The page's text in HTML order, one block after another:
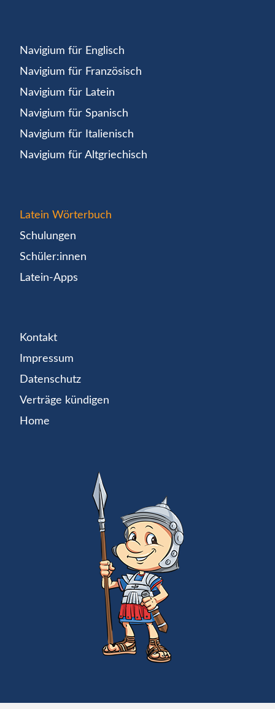
Navigium für Englisch
Navigium für Französisch
Navigium für Latein
Navigium für Spanisch
Navigium für Italienisch
Navigium für Altgriechisch
Latein Wörterbuch
Schulungen
Schüler:innen
Latein-Apps
Kontakt
Impressum
Datenschutz
Verträge kündigen
Home